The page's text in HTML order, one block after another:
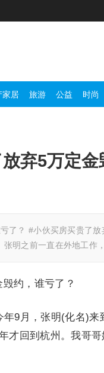
家居 旅游 公益 时尚
弃5万定金
了？ #小伙买房买贵了
明之前一直在外地工作
约，谁亏了？
9月，张明(化名)
才回到杭州。我哥